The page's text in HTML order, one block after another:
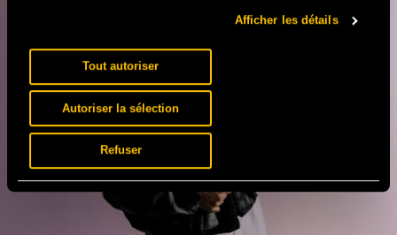
Afficher les détails
Tout autoriser
Autoriser la sélection
Refuser